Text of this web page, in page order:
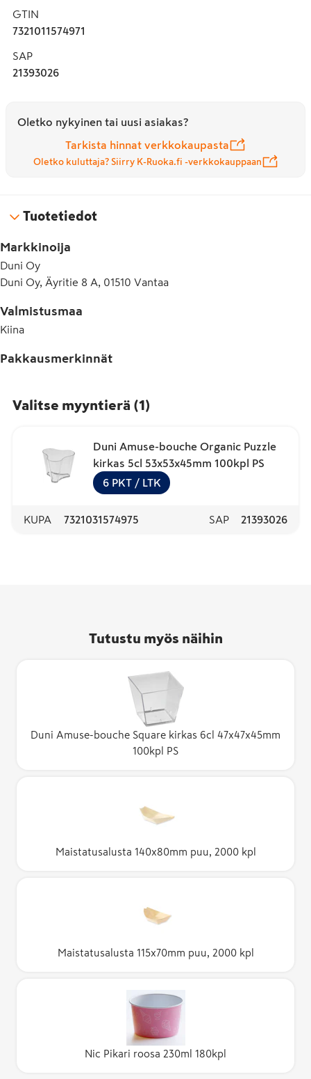
GTIN
7321011574971
SAP
21393026
Oletko nykyinen tai uusi asiakas?
Tarkista hinnat verkkokaupasta
Oletko kuluttaja? Siirry K-Ruoka.fi -verkkokauppaan
Tuotetiedot
Markkinoija
Duni Oy
Duni Oy, Äyritie 8 A, 01510 Vantaa
Valmistusmaa
Kiina
Pakkausmerkinnät
Valitse myyntierä (1)
Duni Amuse-bouche Organic Puzzle
kirkas 5cl 53x53x45mm 100kpl PS
6 PKT / LTK
KUPA 7321031574975 SAP 21393026
Tutustu myös näihin
Duni Amuse-bouche Square kirkas 6cl 47x47x45mm
100kpl PS
Maistatusalusta 140x80mm puu, 2000 kpl
Maistatusalusta 115x70mm puu, 2000 kpl
Nic Pikari roosa 230ml 180kpl